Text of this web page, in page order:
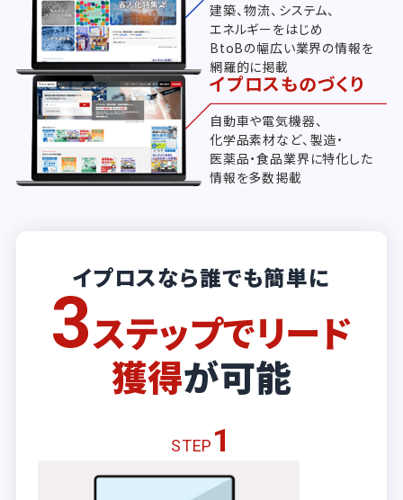
建築、物流、システム、
エネルギーをはじめ
BtoBの幅広い業界の情報を
網羅的に掲載
イプロスものづくり
自動車や電気機器、
化学品素材など、製造・
医薬品・食品業界に特化した
情報を多数掲載
イプロスなら誰でも簡単に
3ステップでリード
獲得が可能
STEP 1